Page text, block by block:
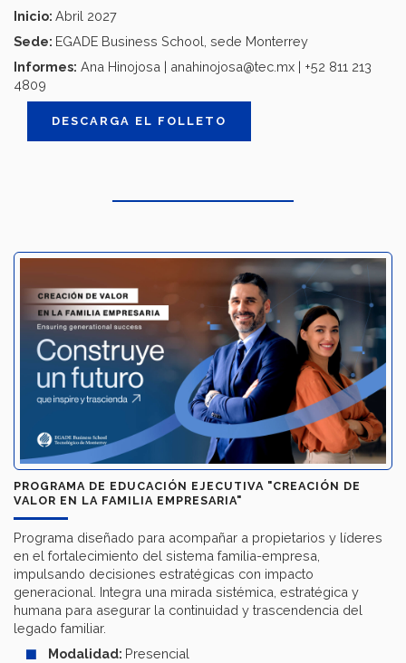
Inicio: Abril 2027
Sede: EGADE Business School, sede Monterrey
Informes: Ana Hinojosa | anahinojosa@tec.mx | +52 811 213
4809
DESCARGA EL FOLLETO
PROGRAMA DE EDUCACIÓN EJECUTIVA "CREACIÓN DE
VALOR EN LA FAMILIA EMPRESARIA"
Programa diseñado para acompañar a propietarios y líderes
en el fortalecimiento del sistema familia-empresa,
impulsando decisiones estratégicas con impacto
generacional. Integra una mirada sistémica, estratégica y
humana para asegurar la continuidad y trascendencia del
legado familiar.
Modalidad: Presencial